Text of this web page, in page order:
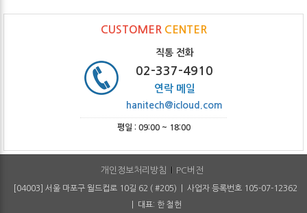
CUSTOMER CENTER
직통 전화
02-337-4910
연락 메일
hanitech@icloud.com
평일 : 09:00 ~ 18:00
개인정보처리방침 PC버전
[04003] 서울 마포구 월드컵로 10길 62 ( #205) | 사업자 등록번호 105-07-12362
| 대표: 한 철헌